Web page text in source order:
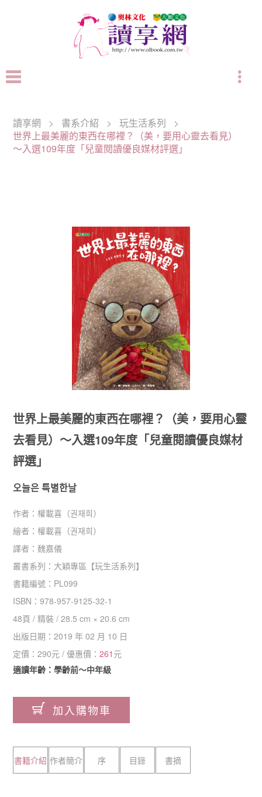
讀享網 > 書系介紹 > 玩生活系列
>
世界上最美麗的東西在哪裡？（美，要用心靈去看見）
～入選109年度「兒童閱讀優良媒材評選」
世界上最美麗的東西在哪裡？（美，要用心靈
去看見）～入選109年度「兒童閱讀優良媒材
評選」
오늘은 특별한날
作者：權載喜（권재희）
繪者：權載喜（권재희）
譯者：魏嘉儀
叢書系列： 大穎專區 【玩生活系列】
書籍編號： PL099
ISBN：978-957-9125-32-1
48頁 /精裝 /28.5 cm × 20.6 cm
出版日期：2019 年 02 月 10 日
定價：290元 / 優惠價：261 元
適讀年齡：學齡前～中年級
加入購物車
書籍介紹 作者簡介 序 目錄 書摘